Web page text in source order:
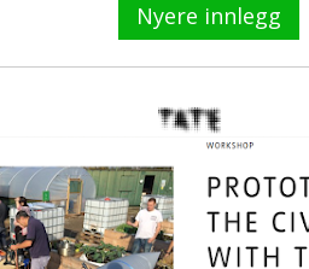
Nyere innlegg